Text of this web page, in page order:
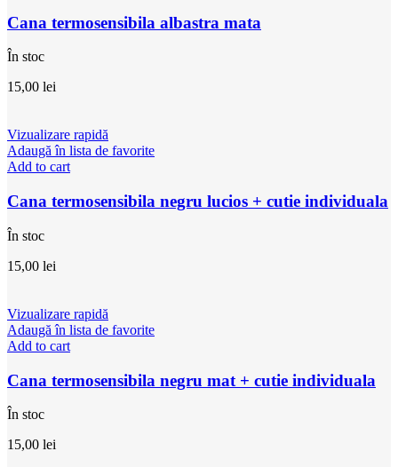
Cana termosensibila albastra mata
În stoc
15,00 lei
Vizualizare rapidă
Adaugă în lista de favorite
Add to cart
Cana termosensibila negru lucios + cutie individuala
În stoc
15,00 lei
Vizualizare rapidă
Adaugă în lista de favorite
Add to cart
Cana termosensibila negru mat + cutie individuala
În stoc
15,00 lei